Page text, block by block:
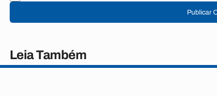
Publicar
Leia Também